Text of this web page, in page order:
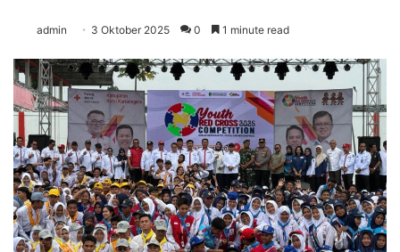
admin 3 Oktober 2025 0 1 minute read